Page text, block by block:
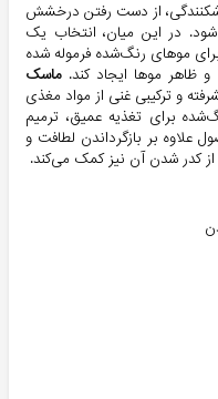
از دست رفتن درخشش
در این میان، انتخاب یک
موهای رنگ‌شده فرموله شده
ظاهر موها ایجاد کند. ماسک
و ترکیبی غنی از مواد مغذی
برای تغذیه عمیق، ترمیم
بر بازگرداندن لطافت و
کدر شدن آن نیز کمک می‌کند.